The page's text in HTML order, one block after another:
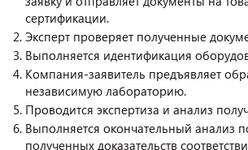
сертификации.
Эксперт проверяет полученные
Выполняется идентификация
Компания-заявитель предъявляет
независимую лабораторию.
Проводится экспертиза и анализ
Выполняется окончательный анализ
полученных доказательств